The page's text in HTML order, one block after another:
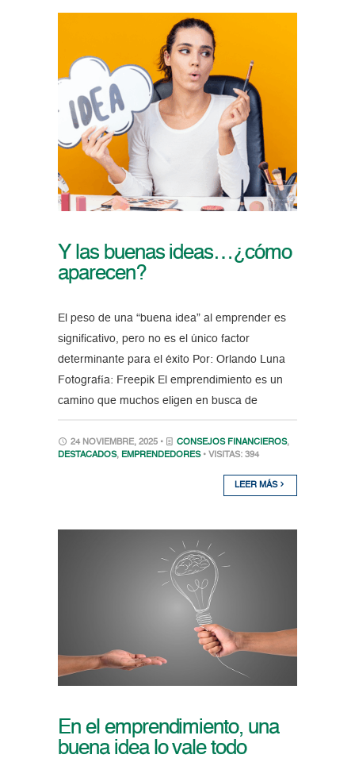
Y las buenas ideas…¿cómo
aparecen?
El peso de una “buena idea” al emprender es
significativo, pero no es el único factor
determinante para el éxito Por: Orlando Luna
Fotografía: Freepik El emprendimiento es un
camino que muchos eligen en busca de
24 NOVIEMBRE, 2025 • CONSEJOS FINANCIEROS,
DESTACADOS, EMPRENDEDORES • VISITAS: 394
LEER MÁS
En el emprendimiento, una
buena idea lo vale todo